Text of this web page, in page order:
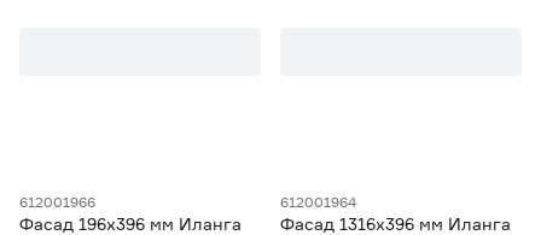
612001966
Фасад 196х396 мм Иланга
612001964
Фасад 1316х396 мм Иланга